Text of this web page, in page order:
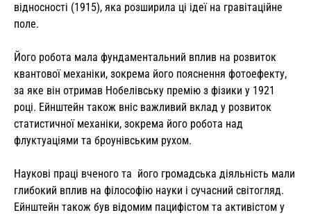
відносності (1915), яка розширила ці ідеї на гравітаційне
поле.
Його робота мала фундаментальний вплив на розвиток
квантової механіки, зокрема його пояснення фотоефекту,
за яке він отримав Нобелівську премію з фізики у 1921
році. Ейнштейн також вніс важливий вклад у розвиток
статистичної механіки, зокрема його робота над
флуктуаціями та броунівським рухом.
Наукові праці вченого та його громадська діяльність мали
глибокий вплив на філософію науки і сучасний світогляд.
Ейнштейн також був відомим пацифістом та активістом у